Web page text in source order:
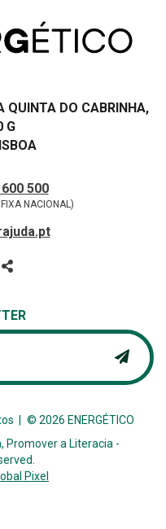
QUINTA DO CABRINHA,
G
500
NACIONAL)
© 2026 ENERGÉTICO
Promover a Literacia -
Pixel